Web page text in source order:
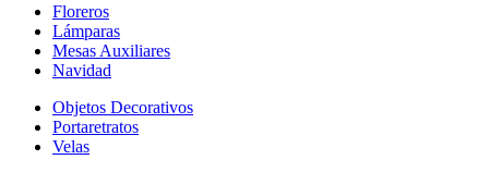
Floreros
Lámparas
Mesas Auxiliares
Navidad
Objetos Decorativos
Portaretratos
Velas